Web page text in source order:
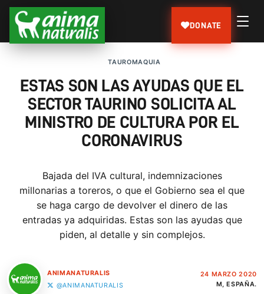
DONATE
TAUROMAQUIA
ESTAS SON LAS AYUDAS QUE EL
SECTOR TAURINO SOLICITA AL
MINISTRO DE CULTURA POR EL
CORONAVIRUS
Bajada del IVA cultural, indemnizaciones
millonarias a toreros, o que el Gobierno sea el que
se haga cargo de devolver el dinero de las
entradas ya adquiridas. Estas son las ayudas que
piden, al detalle y sin complejos.
ANIMANATURALIS
@ANIMANATURALIS
24 MARZO 2020
M, ESPAÑA.